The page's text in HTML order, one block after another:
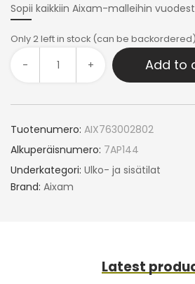
Sopii kaikkiin Aixam-malleihin
Only 2 left in stock (can be backordered)
- + Add to
Tuotenumero: AIX763002802
Alkuperäisnumero: 7AP144
Underkategori: Ulko- ja sisätilat
Brand: Aixam
Latest